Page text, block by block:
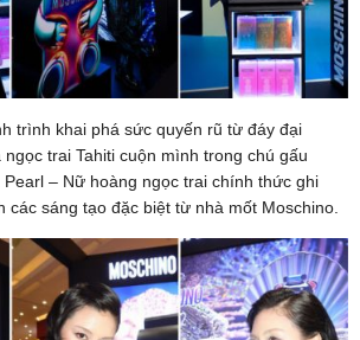
trình khai phá sức quyến rũ từ đáy đại
trai Tahiti cuộn mình trong chú gấu
Pearl – Nữ hoàng ngọc trai chính thức ghi
các sáng tạo đặc biệt từ nhà mốt Moschino.